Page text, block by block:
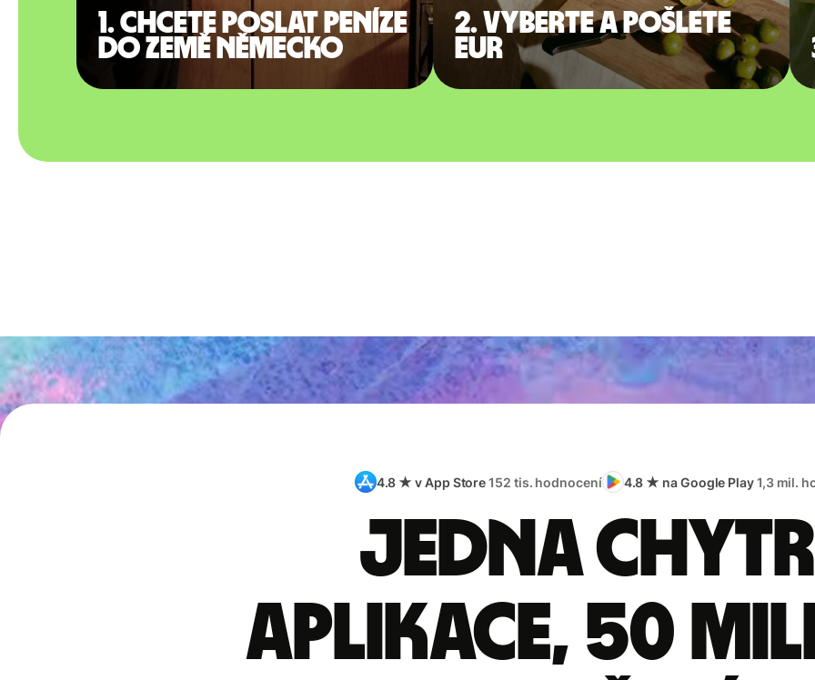
1. Chcete poslat peníze
do země Německo
2. Vyberte a pošlete
EUR
4.8 ★ v App Store152 tis. hodnocení 4.8 ★ na Google Play1,3 mil.
Jedna
aplikace, 50